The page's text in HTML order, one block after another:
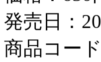
発売日：
商品コー